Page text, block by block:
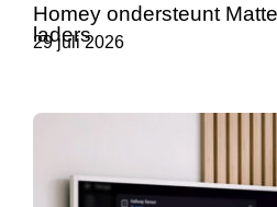
Homey ondersteunt
laders
29 juli 2026